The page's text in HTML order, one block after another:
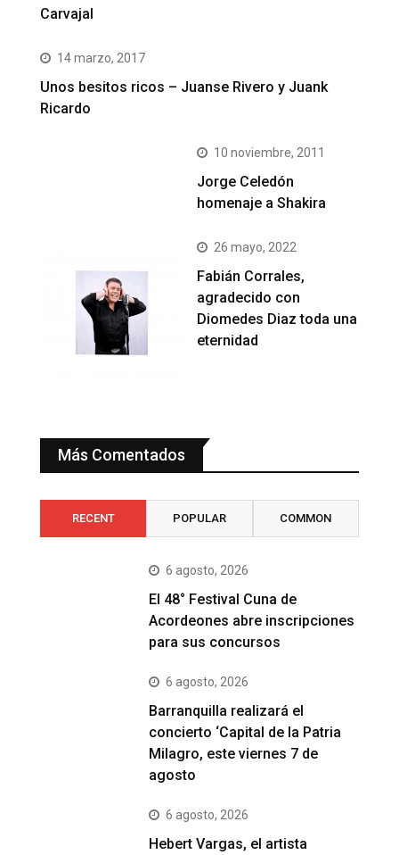
Carvajal
14 marzo, 2017
Unos besitos ricos – Juanse Rivero y Juank
Ricardo
10 noviembre, 2011
Jorge Celedón
homenaje a Shakira
26 mayo, 2022
Fabián Corrales,
agradecido con
Diomedes Diaz toda una
eternidad
Más Comentados
RECENT POPULAR COMMON
6 agosto, 2026
El 48° Festival Cuna de
Acordeones abre inscripciones
para sus concursos
6 agosto, 2026
Barranquilla realizará el
concierto ‘Capital de la Patria
Milagro, este viernes 7 de
agosto
6 agosto, 2026
Hebert Vargas, el artista